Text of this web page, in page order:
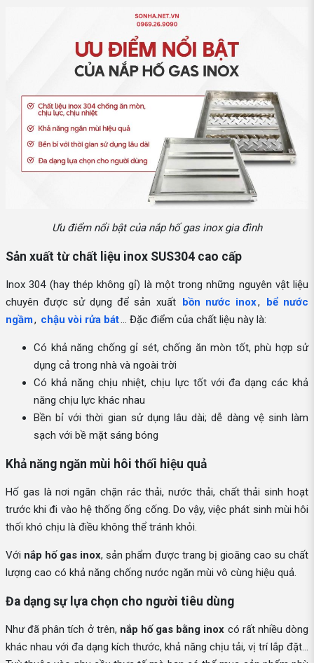
Ưu điểm nổi bật của nắp hố gas inox gia đình
Sản xuất từ chất liệu inox SUS304 cao cấp
Inox 304 (hay thép không gỉ) là một trong những nguyên vật liệu
chuyên được sử dụng để sản xuất bồn nước inox,
bể nước
ngầm, chậu vòi rửa bát… Đặc điểm của chất liệu này là:
Có khả năng chống gỉ sét, chống ăn mòn tốt, phù hợp sử
dụng cả trong nhà và ngoài trời
Có khả năng chịu nhiệt, chịu lực tốt với đa dạng các khả
năng chịu lực khác nhau
Bền bỉ với thời gian sử dụng lâu dài; dễ dàng vệ sinh làm
sạch với bề mặt sáng bóng
Khả năng ngăn mùi hôi thối hiệu quả
Hố gas là nơi ngăn chặn rác thải, nước thải, chất thải sinh hoạt
trước khi đi vào hệ thống ống cống. Do vậy, việc phát sinh mùi hôi
thối khó chịu là điều không thể tránh khỏi.
Với nắp hố gas inox, sản phẩm được trang bị gioăng cao su chất
lượng cao có khả năng chống nước ngăn mùi vô cùng hiệu quả.
Đa dạng sự lựa chọn cho người tiêu dùng
Như đã phân tích ở trên, nắp hố gas bằng inox có rất nhiều dòng
khác nhau với đa dạng kích thước, khả năng chịu tải, vị trí lắp đặt…